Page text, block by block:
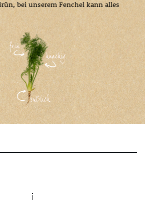
bei unserem Fenchel kann alles